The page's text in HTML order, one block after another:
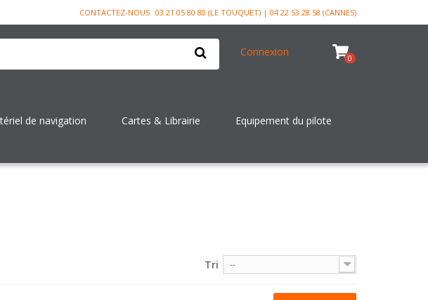
CONTACTEZ-NOUS 03 21 05 80 80 (LE TOUQUET) | 04 22 53 28 58 (CANNES)
Connexion 0
de navigation Cartes & Librairie Equipement du pilote
Tri
--